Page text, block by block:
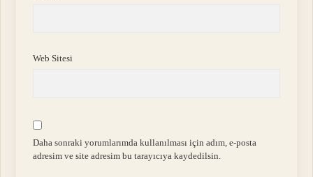
Web Sitesi
Daha sonraki yorumlarımda kullanılması için adım, e-posta
adresim ve site adresim bu tarayıcıya kaydedilsin.